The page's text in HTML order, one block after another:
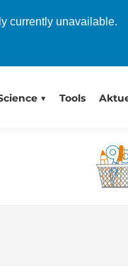
currently unavailable.
Tools